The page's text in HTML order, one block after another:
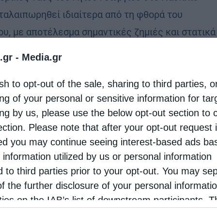
- Media.gr
to opt-out of the sale, sharing to third parties,
of your personal or sensitive information for
by us, please use the below opt-out section to
Please note that after your opt-out request
you may continue seeing interest-based ads
information utilized by us or personal information
to third parties prior to your opt-out. You may
the further disclosure of your personal
on the IAB’s list of downstream participants.
ιδιαίτερα από τη φθορά του
με αποτέλεσμα σημαντικές ζημιές και στατικά
κατάσταση ο μητροπολιτικός ναός του Ναυπλίου
7 Ιουλίου 2016
Μπουγιώτη Από θαύμα δεν
θύματα στον Μητροπολιτικό Ιερό Ναό του
Γεωργίου στο Ναύπλιο! Καθώς ένα μεγάλο